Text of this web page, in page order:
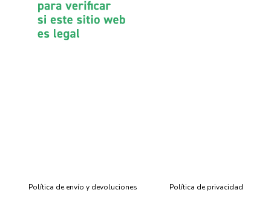
Política de envío y devoluciones Política de privacidad